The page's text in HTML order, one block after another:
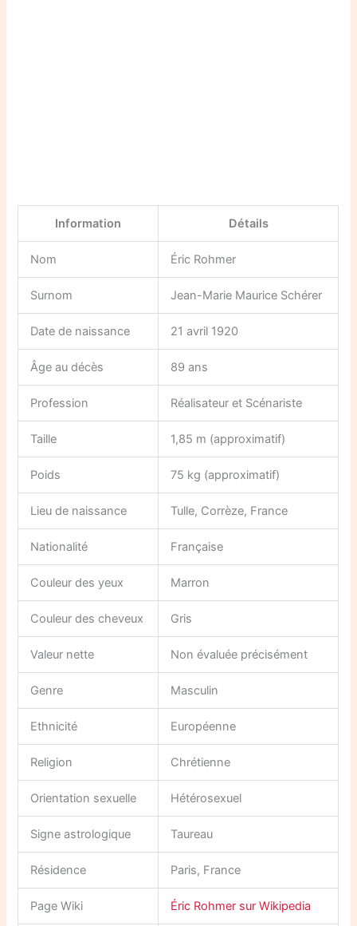
Information Détails
Nom Éric Rohmer
Surnom Jean-Marie Maurice Schérer
Date de naissance 21 avril 1920
Âge au décès 89 ans
Profession Réalisateur et Scénariste
Taille 1,85 m (approximatif)
Poids 75 kg (approximatif)
Lieu de naissance Tulle, Corrèze, France
Nationalité Française
Couleur des yeux Marron
Couleur des cheveux Gris
Valeur nette Non évaluée précisément
Genre Masculin
Ethnicité Européenne
Religion Chrétienne
Orientation sexuelle Hétérosexuel
Signe astrologique Taureau
Résidence Paris, France
Page Wiki Éric Rohmer sur Wikipedia